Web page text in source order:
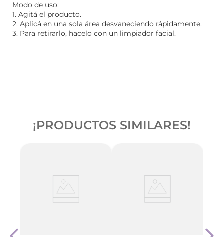
Modo de uso:
1. Agitá el producto.
2. Aplicá en una sola área desvaneciendo rápidamente.
3. Para retirarlo, hacelo con un limpiador facial.
¡PRODUCTOS SIMILARES!